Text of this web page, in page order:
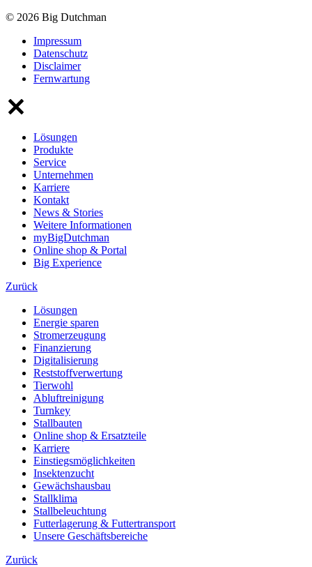
© 2026 Big Dutchman
Impressum
Datenschutz
Disclaimer
Fernwartung
Lösungen
Produkte
Service
Unternehmen
Karriere
Kontakt
News & Stories
Weitere Informationen
myBigDutchman
Online shop & Portal
Big Experience
Zurück
Lösungen
Energie sparen
Stromerzeugung
Finanzierung
Digitalisierung
Reststoffverwertung
Tierwohl
Abluftreinigung
Turnkey
Stallbauten
Online shop & Ersatzteile
Karriere
Einstiegsmöglichkeiten
Insektenzucht
Gewächshausbau
Stallklima
Stallbeleuchtung
Futterlagerung & Futtertransport
Unsere Geschäftsbereiche
Zurück